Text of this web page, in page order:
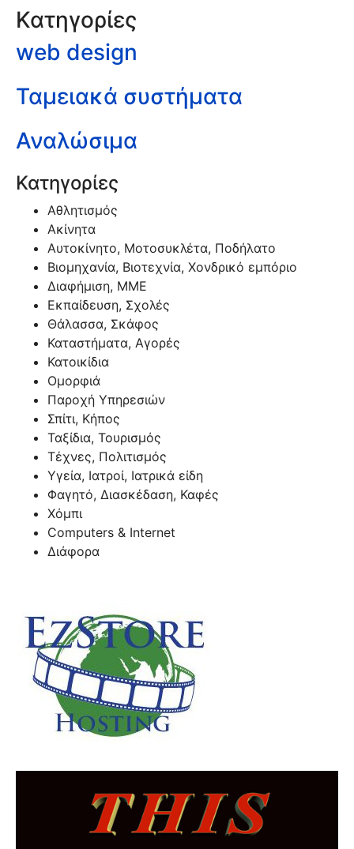
Κατηγορίες
web design
Ταμειακά συστήματα
Αναλώσιμα
Κατηγορίες
Αθλητισμός
Ακίνητα
Αυτοκίνητο, Μοτοσυκλέτα, Ποδήλατο
Βιομηχανία, Βιοτεχνία, Χονδρικό εμπόριο
Διαφήμιση, ΜΜΕ
Εκπαίδευση, Σχολές
Θάλασσα, Σκάφος
Καταστήματα, Αγορές
Κατοικίδια
Ομορφιά
Παροχή Υπηρεσιών
Σπίτι, Κήπος
Ταξίδια, Τουρισμός
Τέχνες, Πολιτισμός
Υγεία, Ιατροί, Ιατρικά είδη
Φαγητό, Διασκέδαση, Καφές
Χόμπι
Computers & Internet
Διάφορα